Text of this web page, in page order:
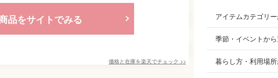
品をサイトでみる
価格と在庫を楽天でチェック >>
アイテムカテゴリー
季節・イベントか
暮らし方・利用場所